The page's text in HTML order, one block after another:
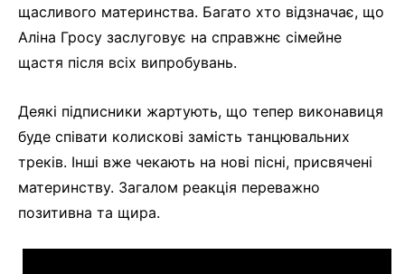
щасливого материнства. Багато хто відзначає, що
Аліна Гросу заслуговує на справжнє сімейне
щастя після всіх випробувань.
Деякі підписники жартують, що тепер виконавиця
буде співати колискові замість танцювальних
треків. Інші вже чекають на нові пісні, присвячені
материнству. Загалом реакція переважно
позитивна та щира.